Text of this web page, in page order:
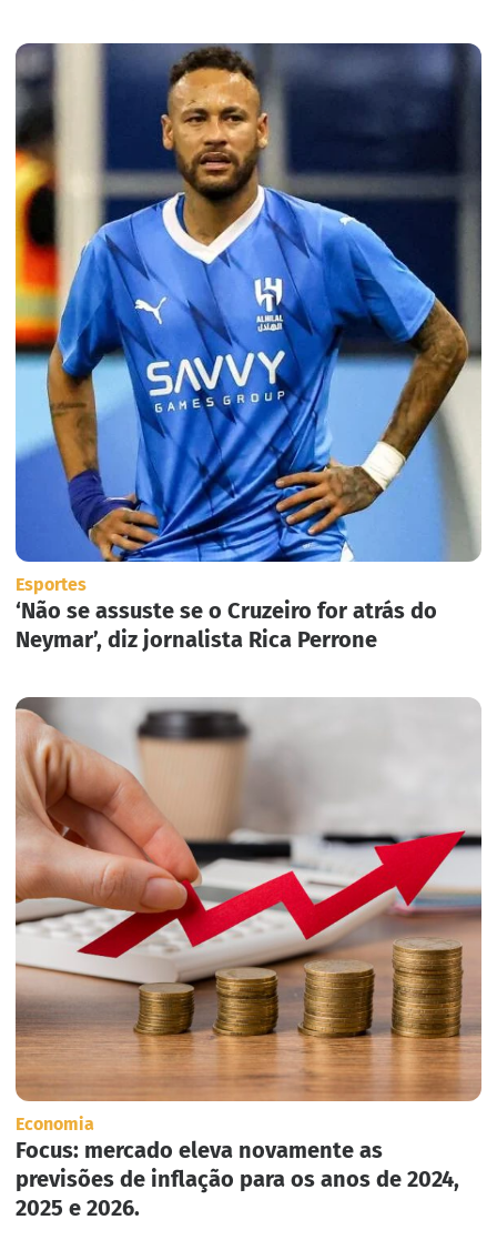
Esportes
‘Não se assuste se o Cruzeiro for atrás do
Neymar’, diz jornalista Rica Perrone
Economia
Focus: mercado eleva novamente as
previsões de inflação para os anos de 2024,
2025 e 2026.